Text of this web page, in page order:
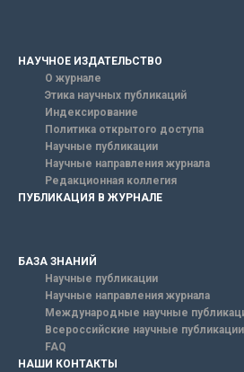
НАУЧНОЕ ИЗДАТЕЛЬСТВО
О журнале
Этика научных публикаций
Индексирование
Политика открытого доступа
Научные публикации
Научные направления журнала
Редакционная коллегия
ПУБЛИКАЦИЯ В ЖУРНАЛЕ
БАЗА ЗНАНИЙ
Научные публикации
Научные направления журнала
Международные научные
Всероссийские научные публикации
FAQ
НАШИ КОНТАКТЫ